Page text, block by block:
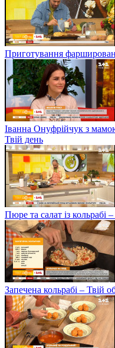
Приготування
Іванна Онуфрійчук з
Твій день
Пюре та салат із кольрабі –
Запечена кольрабі – Твій